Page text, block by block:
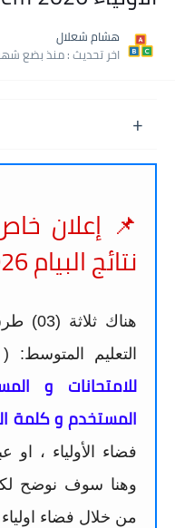
هشام شعلال
اخر تحديث :منذ بضع
📌 إعلان
نتائج البيام 2026
هناك
التعليم المتوسط:
المستخدم و كلمة
فضاء الأولياء ،
وهنا سوف نوضح لكم
من خلال فضاء اولياء